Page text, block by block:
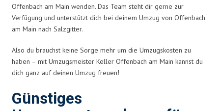
Offenbach am Main wenden. Das Team steht dir gerne zur
Verfügung und unterstützt dich bei deinem Umzug von Offenbach
am Main nach Salzgitter.
Also du brauchst keine Sorge mehr um die Umzugskosten zu
haben – mit Umzugsmeister Keller Offenbach am Main kannst du
dich ganz auf deinen Umzug freuen!
Günstiges